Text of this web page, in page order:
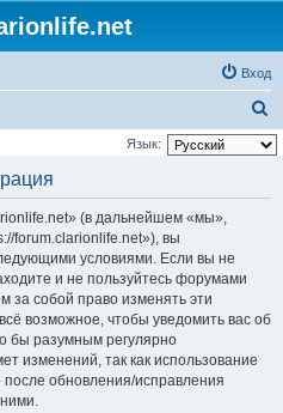
Вход
о
Язык:
(в дальнейшем «мы»,
forum.clarionlife.net»), вы
условиями. Если вы не
и не пользуйтесь форумами
за собой право изменять эти
возможное, чтобы уведомить вас об
бы разумным регулярно
изменений, так как использование
обновления/исправления